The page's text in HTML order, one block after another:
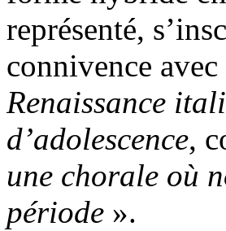
représenté,
connivence
Renaissance
d’adolescence,
une chorale où
période ».